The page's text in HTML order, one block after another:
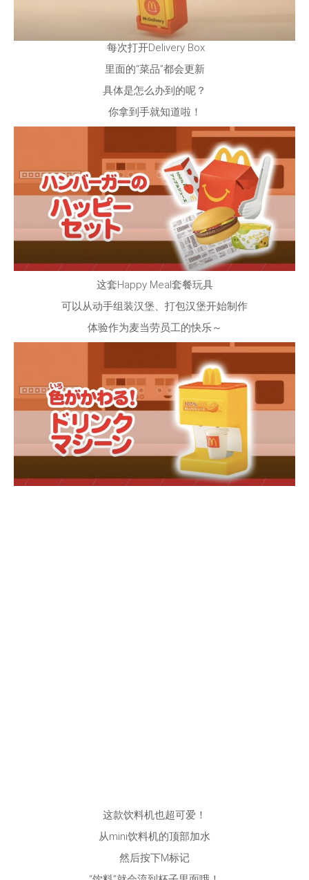
每次打开Delivery Box
里面的“菜品”都会更新
具体是怎么办到的呢？
你拿到手就知道啦！
这套Happy Meal套餐玩具
可以从动手组装汉堡、打包汉堡开始制作
体验作为麦当劳员工的快乐～
这款饮料机也超可爱！
从mini饮料机的顶部加水
然后按下M标记